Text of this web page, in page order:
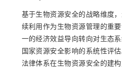
基于生物资源安全的战略维度
续利用作为生物资源管理的重
一的经济效益导向转向对生态
国家资源安全影响的系统性评
法律体系在生物资源安全的建